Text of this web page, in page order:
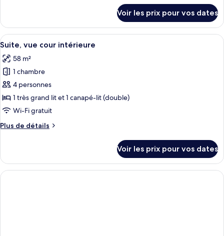
vue
parc
le
type
de
Chambre
Double
vue
parc
Voir les prix pour vos dates
Afficher
toutes
les
photos
pour
ce
type
chambre :
cour
intérieure
Suite, vue cour intérieure | Coin séjour
6
Suite, vue cour intérieure
58 m²
1 chambre
4 personnes
1 très grand lit et 1 canapé-lit (double)
Wi-Fi gratuit
Plus de détails
Plus
le
type
de
Voir les prix pour vos dates